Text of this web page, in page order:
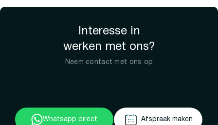
Interesse in
werken met ons?
Neem contact met ons op
Whatsapp direct Afspraak maken